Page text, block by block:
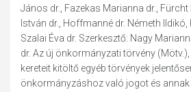
János dr., Fazekas Marianna dr.,
István dr., Hoffmanné dr. Németh Ildikó,
Szalai Éva dr. Szerkesztő: Nagy
dr. Az új önkormányzati törvény
kereteit kitöltő egyéb törvények
önkormányzáshoz való jogot és